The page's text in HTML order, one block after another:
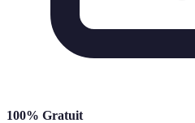
100% Gratuit